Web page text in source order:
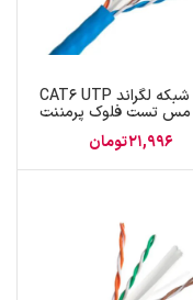
کابل شبکه لگراند CAT6 UTP
مس تست فلوک پرمننت
21,996تومان